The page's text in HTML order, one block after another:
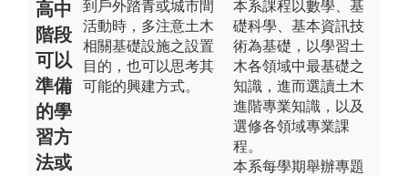
高中
階段
可以
準備
的學
習方
法或
到戶外踏青或城市間
活動時，多注意土木
相關基礎設施之設置
目的，也可以思考其
可能的興建方式。
本系課程以數學、基
礎科學、基本資訊技
術為基礎，以學習土
木各領域中最基礎之
知識，進而選讀土木
進階專業知識，以及
選修各領域專業課
程。
本系每學期舉辦專題